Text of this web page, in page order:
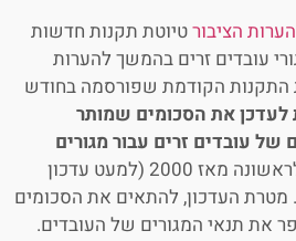
הציבורטיוטת תקנות חדשות
עובדים זרים בהמשך להערות
הקודמת שפורסמה בחודש
לעדכן את הסכומים שמותר
עובדים זרים עבור מגורים
לראשונה מאז 2000 (למעט עדכון
החקלאות ב־2017). מטרת העדכון, להתאים את הסכומים
את תנאי המגורים של העובדים.